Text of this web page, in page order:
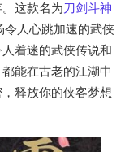
这款名为刀剑斗神
令人心跳加速的武侠
着迷的武侠传说和
能在古老的江湖中
释放你的侠客梦想